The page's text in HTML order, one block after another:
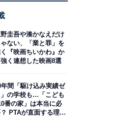
圭吾や湊かなえだけ
ゃない、「業と罪」を
『映画ちいかわ』か
強く連想した映画8選
年間「駆け込み実績ゼ
」の学校も…「こども
番の家」は本当に必
PTAが直面する理想